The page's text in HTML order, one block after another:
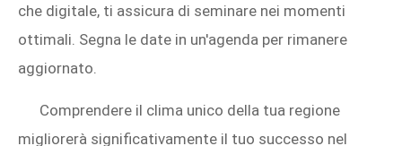
che digitale, ti assicura di seminare nei momenti
ottimali. Segna le date in un'agenda per rimanere
aggiornato.
Comprendere il clima unico della tua regione
migliorerà significativamente il tuo successo nel